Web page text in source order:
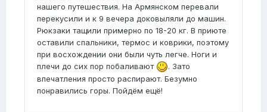
нашего путешествия. На Армянском перевали
перекусили и к 9 вечера доковыляли до машин.
Рюкзаки тащили примерно по 18-20 кг. В приюте
оставили спальники, термос и коврики, поэтому
при восхождении они были чуть легче. Ноги и
плечи до сих пор побаливают
. Зато
впечатления просто распирают. Безумно
понравились горы. Пойдём ещё!